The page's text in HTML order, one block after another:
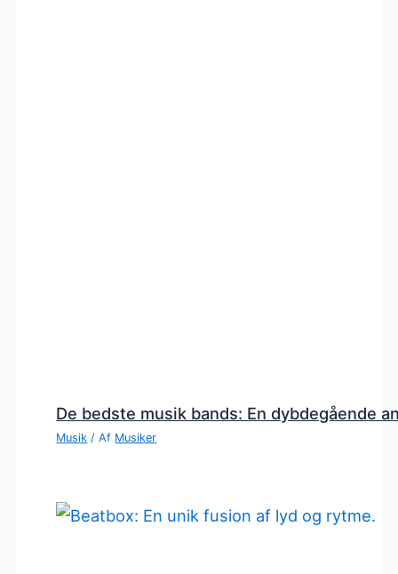
De bedste musik bands: En dybdegående
Musik / Af Musiker